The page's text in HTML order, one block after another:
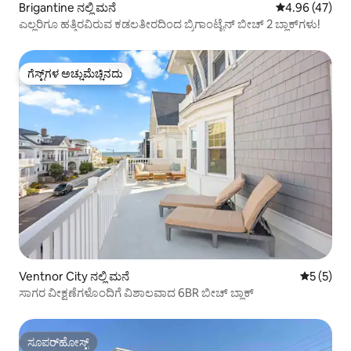
Brigantine ನಲ್ಲಿ ಮನೆ 5 ರಲ್ಲಿ 4.96
4.96 (47)
ಎಲ್ಲರಿಗೂ ಹತ್ತಿರವಿರುವ ಕಡಲತೀರದಿಂದ ಬ್ರಿಗಾಂಟೈನ್ ಬೀಚ್ 2 ಬ್ಲಾಕ್‌ಗಳು!
ಗೆಸ್ಟ್‌ಗಳ ಅಚ್ಚುಮೆಚ್ಚಿನದು
ಗೆಸ್ಟ್‌ಗಳ ಅಚ್ಚುಮೆಚ್ಚಿನದು
Ventnor City ನಲ್ಲಿ ಮನೆ 5 ರಲ್ಲಿ 5
5 (5)
ಸಾಗರ ವೀಕ್ಷಣೆಗಳೊಂದಿಗೆ ವಿಶಾಲವಾದ 6BR ಬೀಚ್ ಬ್ಲಾಕ್
ಸೂಪರ್‌ಹೋಸ್ಟ್